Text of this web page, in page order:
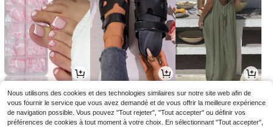
4,64€ 17,48€ 16 ,33€
Nous utilisons des cookies et des technologies similaires sur notre site web afin de
vous fournir le service que vous avez demandé et de vous offrir la meilleure expérience
de navigation possible. Vous pouvez "Tout rejeter", "Tout accepter" ou définir vos
préférences de cookies à tout moment à votre choix. En sélectionnant "Tout accepter",